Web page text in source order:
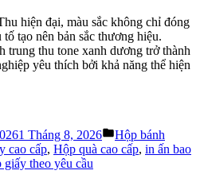
hiện đại, màu sắc không chỉ đóng
tạo nên bản sắc thương hiệu.
trung thu tone xanh dương trở thành
yêu thích bởi khả năng thể hiện
1 Tháng 8, 2026
Đăng
trong
Hộp bánh
cao cấp, Hộp quà cao cấp, in ấn bao
giấy theo yêu cầu